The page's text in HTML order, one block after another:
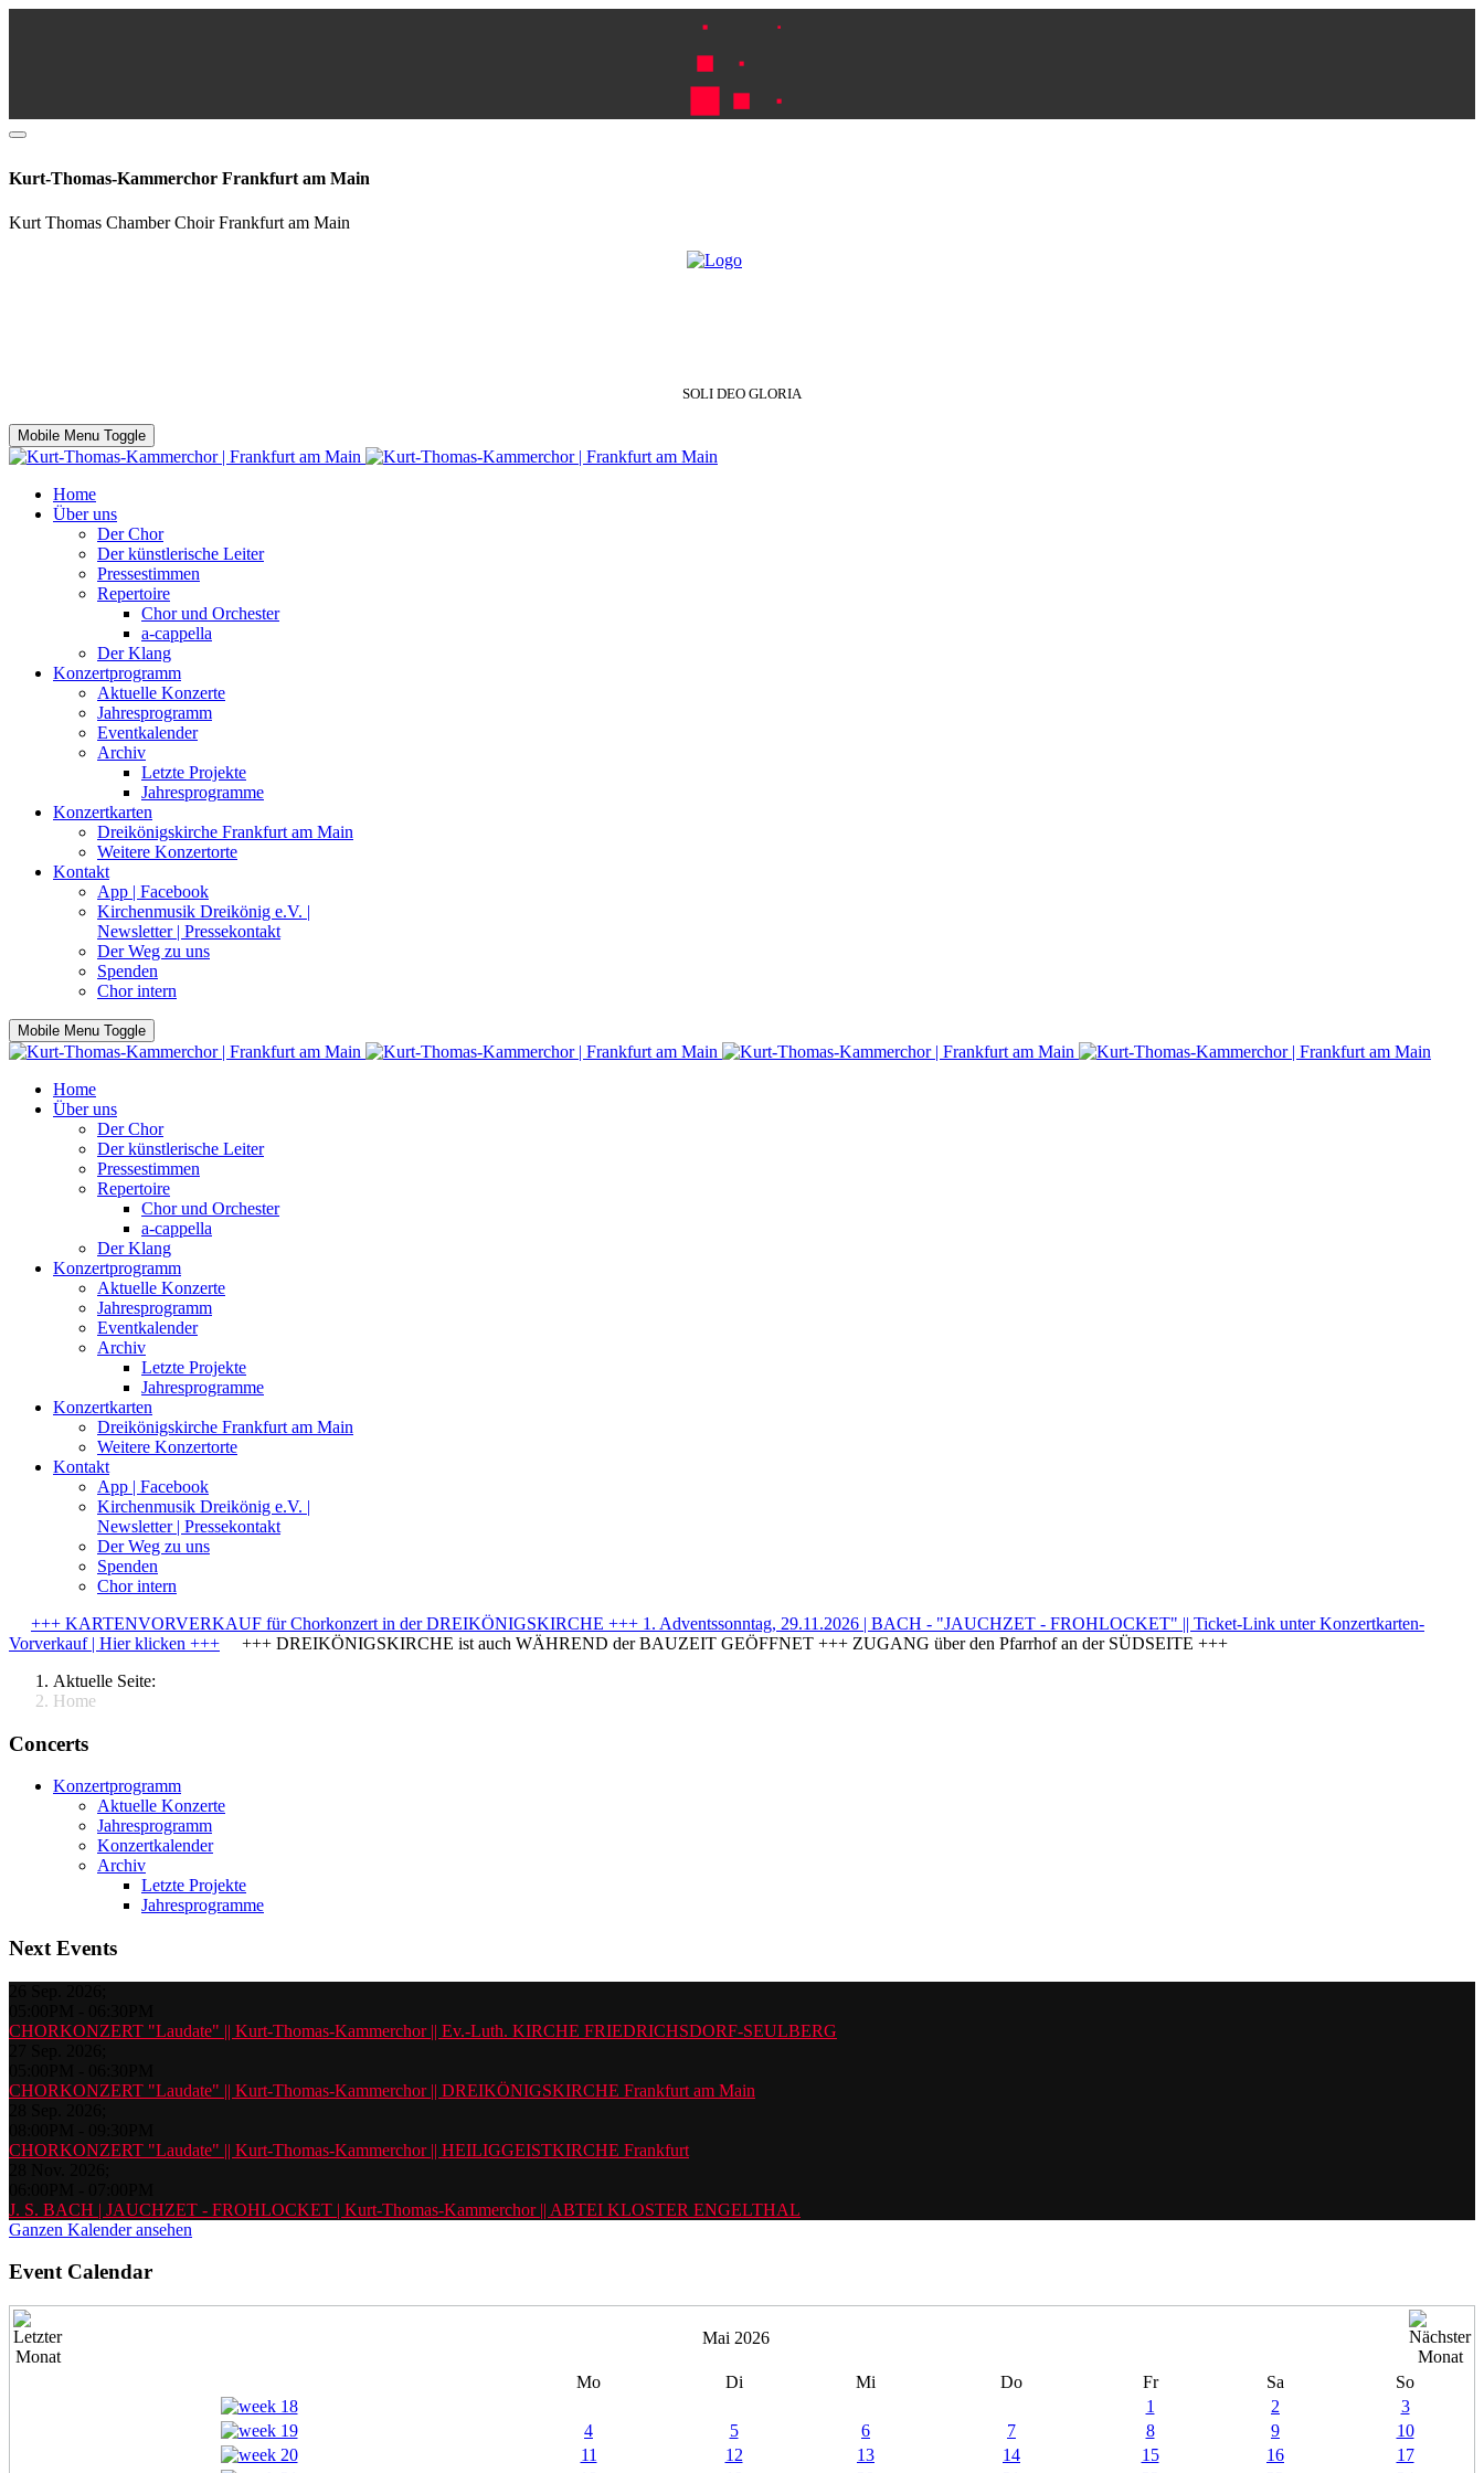
Kurt-Thomas-Kammerchor Frankfurt am Main
Kurt Thomas Chamber Choir Frankfurt am Main
SOLI DEO GLORIA
Mobile Menu Toggle
Home
Über uns
Der Chor
Der künstlerische Leiter
Pressestimmen
Repertoire
Chor und Orchester
a-cappella
Der Klang
Konzertprogramm
Aktuelle Konzerte
Jahresprogramm
Eventkalender
Archiv
Letzte Projekte
Jahresprogramme
Konzertkarten
Dreikönigskirche Frankfurt am Main
Weitere Konzertorte
Kontakt
App | Facebook
Kirchenmusik Dreikönig e.V. |
Newsletter | Pressekontakt
Der Weg zu uns
Spenden
Chor intern
Mobile Menu Toggle
Home
Über uns
Der Chor
Der künstlerische Leiter
Pressestimmen
Repertoire
Chor und Orchester
a-cappella
Der Klang
Konzertprogramm
Aktuelle Konzerte
Jahresprogramm
Eventkalender
Archiv
Letzte Projekte
Jahresprogramme
Konzertkarten
Dreikönigskirche Frankfurt am Main
Weitere Konzertorte
Kontakt
App | Facebook
Kirchenmusik Dreikönig e.V. |
Newsletter | Pressekontakt
Der Weg zu uns
Spenden
Chor intern
+++ KARTENVORVERKAUF für Chorkonzert in der DREIKÖNIGSKIRCHE +++ 1. Adventssonntag, 29.11.2026 | BACH - "JAUCHZET - FROHLOCKET" || Ticket-Link unter Konzertkarten-
Vorverkauf | Hier klicken +++ +++ DREIKÖNIGSKIRCHE ist auch WÄHREND der BAUZEIT GEÖFFNET +++ ZUGANG über den Pfarrhof an der SÜDSEITE +++
Aktuelle Seite:
Home
Concerts
Konzertprogramm
Aktuelle Konzerte
Jahresprogramm
Konzertkalender
Archiv
Letzte Projekte
Jahresprogramme
Next Events
CHORKONZERT "Laudate" || Kurt-Thomas-Kammerchor || Ev.-Luth. KIRCHE FRIEDRICHSDORF-SEULBERG
CHORKONZERT "Laudate" || Kurt-Thomas-Kammerchor || DREIKÖNIGSKIRCHE Frankfurt am Main
CHORKONZERT "Laudate" || Kurt-Thomas-Kammerchor || HEILIGGEISTKIRCHE Frankfurt
J. S. BACH | JAUCHZET - FROHLOCKET | Kurt-Thomas-Kammerchor || ABTEI KLOSTER ENGELTHAL
Ganzen Kalender ansehen
Event Calendar
Mai 2026
Mo Di Mi Do Fr Sa
So
1
2
3
4
5 6 7 8 9
10
11
12 13 14 15 16
17